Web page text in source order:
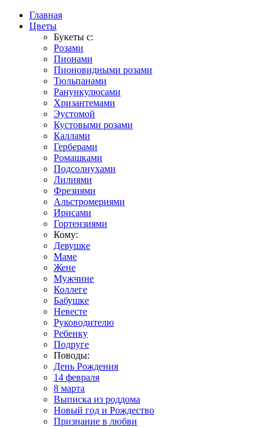
Главная
Цветы
Букеты с:
Розами
Пионами
Пионовидными розами
Тюльпанами
Ранункулюсами
Хризантемами
Эустомой
Кустовыми розами
Каллами
Герберами
Ромашками
Подсолнухами
Лилиями
Фрезиями
Альстромериями
Ирисами
Гортензиями
Кому:
Девушке
Маме
Жене
Мужчине
Коллеге
Бабушке
Невесте
Руководителю
Ребенку
Подруге
Поводы:
День Рождения
14 февраля
8 марта
Выписка из роддома
Новый год и Рождество
Признание в любви